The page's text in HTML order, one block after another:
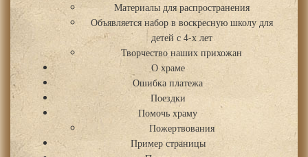
Материалы для распространения
Объявляется набор в воскресную школу для
детей с 4-х лет
Творчество наших прихожан
О храме
Ошибка платежа
Поездки
Помочь храму
Пожертвования
Пример страницы